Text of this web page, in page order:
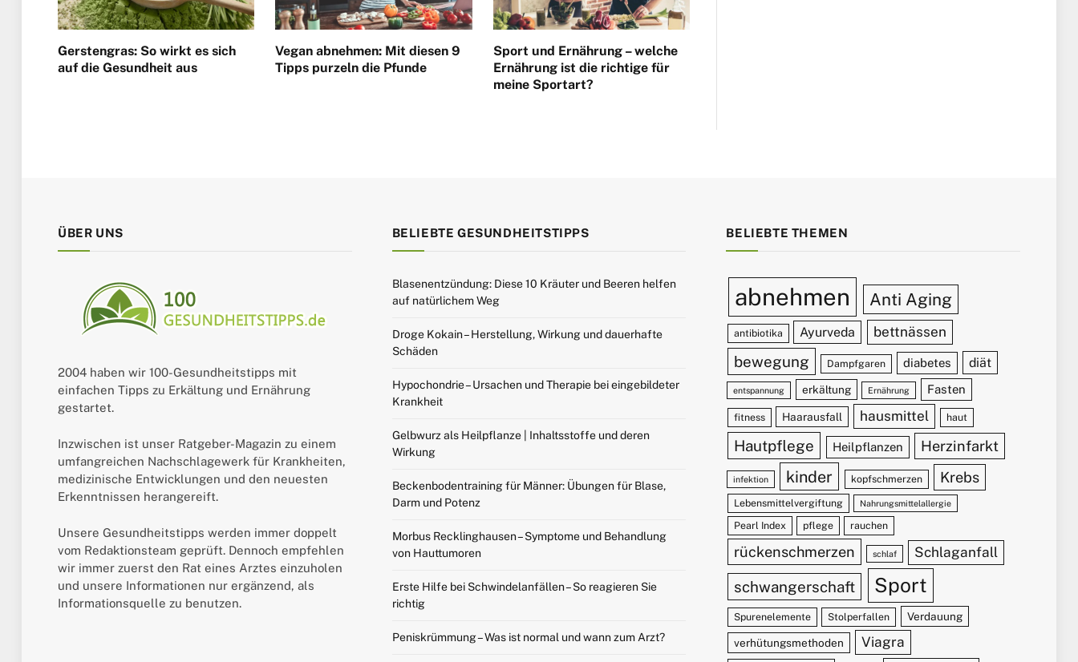
Gerstengras: So wirkt es sich
auf die Gesundheit aus
Vegan abnehmen: Mit diesen 9
Tipps purzeln die Pfunde
Sport und Ernährung – welche
Ernährung ist die richtige für
meine Sportart?
ÜBER UNS
2004 haben wir 100-Gesundheitstipps mit
einfachen Tipps zu Erkältung und Ernährung
gestartet.
Inzwischen ist unser Ratgeber-Magazin zu einem
umfangreichen Nachschlagewerk für Krankheiten,
medizinische Entwicklungen und den neuesten
Erkenntnissen herangereift.
Unsere Gesundheitstipps werden immer doppelt
vom Redaktionsteam geprüft. Dennoch empfehlen
wir immer zuerst den Rat eines Arztes einzuholen
und unsere Informationen nur ergänzend, als
Informationsquelle zu benutzen.
BELIEBTE GESUNDHEITSTIPPS
Blasenentzündung: Diese 10 Kräuter und Beeren helfen
auf natürlichem Weg
Droge Kokain – Herstellung, Wirkung und dauerhafte
Schäden
Hypochondrie – Ursachen und Therapie bei eingebildeter
Krankheit
Gelbwurz als Heilpflanze | Inhaltsstoffe und deren
Wirkung
Beckenbodentraining für Männer: Übungen für Blase,
Darm und Potenz
Morbus Recklinghausen – Symptome und Behandlung
von Hauttumoren
Erste Hilfe bei Schwindelanfällen – So reagieren Sie
richtig
Peniskrümmung – Was ist normal und wann zum Arzt?
BELIEBTE THEMEN
abnehmen Anti Aging
antibiotika Ayurveda bettnässen
bewegung Dampfgaren diabetes diät
entspannung erkältung Ernährung Fasten
fitness Haarausfall hausmittel haut
Hautpflege Heilpflanzen Herzinfarkt
infektion kinder kopfschmerzen Krebs
Lebensmittelvergiftung Nahrungsmittelallergie
Pearl Index pflege rauchen
rückenschmerzen schlaf Schlaganfall
schwangerschaft Sport
Spurenelemente Stolperfallen Verdauung
verhütungsmethoden Viagra